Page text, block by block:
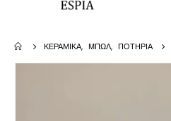
ΚΕΡΑΜΙΚΆ, ΜΠΩΛ, ΠΟΤΉΡΙΑ